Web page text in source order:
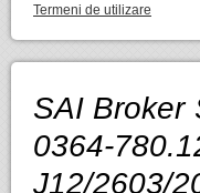
Termeni de utilizare
SAI Broker
0364-
J12/2603/